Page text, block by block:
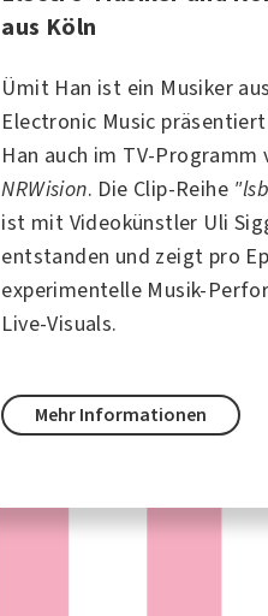
aus Köln
Ümit Han ist ein Musiker aus
Electronic Music
Han auch im TV-Programm
NRWision. Die Clip-Reihe
ist mit Videokünstler Uli
entstanden und zeigt pro
experimentelle Musik-
Live-Visuals.
Mehr Informationen